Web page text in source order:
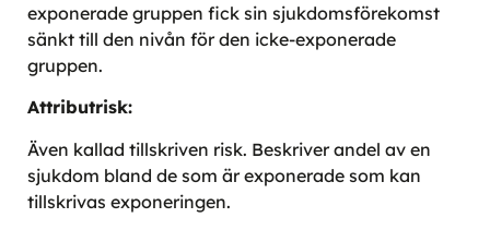
exponerade gruppen fick sin sjukdomsförekomst
sänkt till den nivån för den icke-exponerade
gruppen.
Attributrisk:
Även kallad tillskriven risk. Beskriver andel av en
sjukdom bland de som är exponerade som kan
tillskrivas exponeringen.